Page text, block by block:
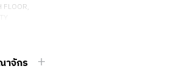
FLOOR,
าจักร